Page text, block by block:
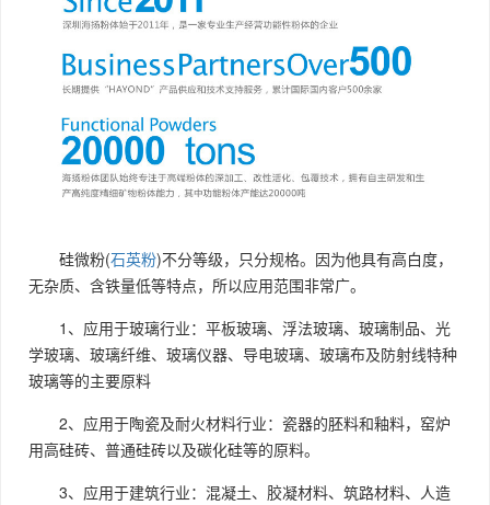
硅微粉(石英粉)不分等级，只分规格。因为他具有高白度，
无杂质、含铁量低等特点，所以应用范围非常广。
1、应用于玻璃行业：平板玻璃、浮法玻璃、玻璃制品、光
学玻璃、玻璃纤维、玻璃仪器、导电玻璃、玻璃布及防射线特种
玻璃等的主要原料
2、 应用于陶瓷及耐火材料行业：瓷器的胚料和釉料，窑炉
用高硅砖、普通硅砖以及碳化硅等的原料。
3、 应用于建筑行业：混凝土、胶凝材料、筑路材料、人造